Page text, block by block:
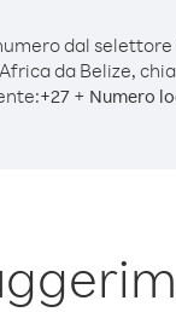
dal selettore
da Belize,
+27 + Numero